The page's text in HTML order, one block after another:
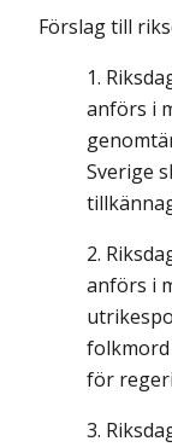
Förslag till
anförs i
Sverige
anförs i
för